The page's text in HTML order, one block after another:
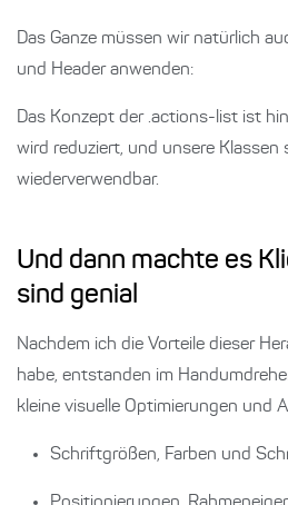
Das Ganze müssen wir natürlich
und Header anwenden:
Das Konzept der .actions-list ist
wird reduziert, und unsere Klassen
wiederverwendbar.
Und dann machte es
sind genial
Nachdem ich die Vorteile dieser
habe, entstanden im
kleine visuelle Optimierungen und
Schriftgrößen, Farben und